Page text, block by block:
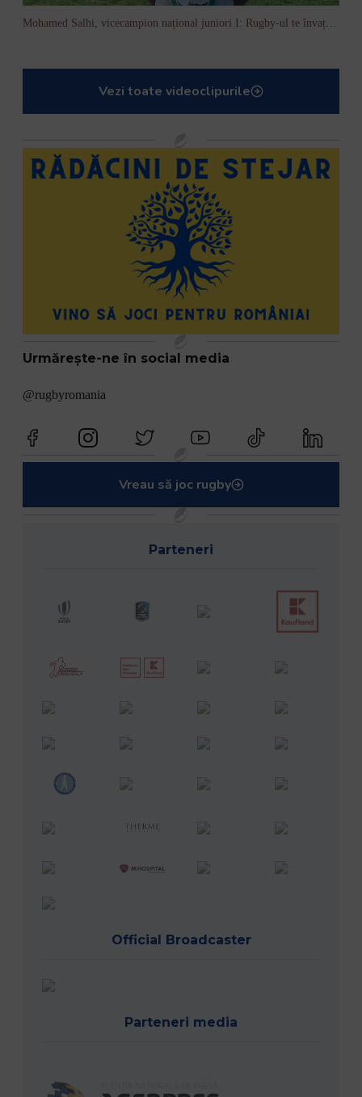
Vezi toate videoclipurile
Urmărește-ne în social media
@rugbyromania
Vreau să joc rugby
Parteneri
Official Broadcaster
Parteneri media